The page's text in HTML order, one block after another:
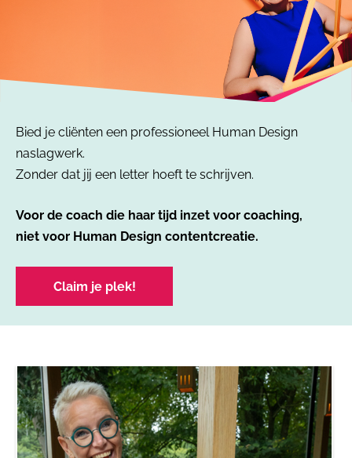
Bied je cliënten een professioneel Human Design
naslagwerk.
Zonder dat jij een letter hoeft te schrijven.
Voor de coach die haar tijd inzet voor coaching,
niet voor Human Design contentcreatie.
Claim je plek!